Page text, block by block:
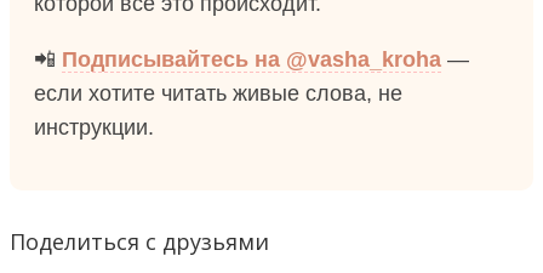
📲 Подписывайтесь на @vasha_kroha —
если хотите читать живые слова, не
инструкции.
Поделиться с друзьями